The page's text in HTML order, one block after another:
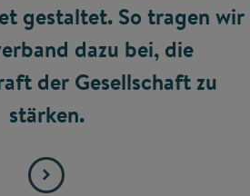
gestaltet. So tragen wir
dazu bei, die
der Gesellschaft zu
stärken.